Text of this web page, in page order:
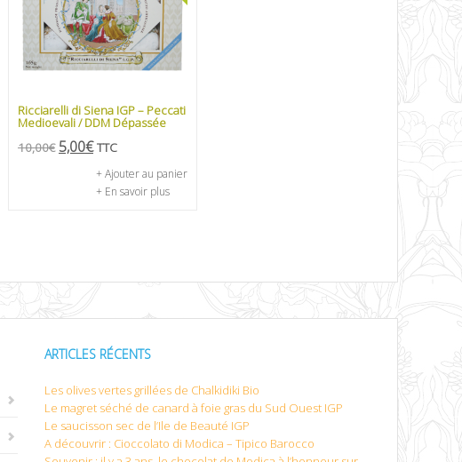
Ricciarelli di Siena IGP – Peccati
Medioevali / DDM Dépassée
10,00€ 5,00€ TTC
+ Ajouter au panier
+ En savoir plus
ARTICLES RÉCENTS
Les olives vertes grillées de Chalkidiki Bio
Le magret séché de canard à foie gras du Sud Ouest IGP
Le saucisson sec de l’Ile de Beauté IGP
A découvrir : Cioccolato di Modica – Tipico Barocco